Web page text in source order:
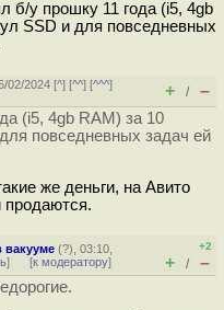
б/у прошку 11 года (i5, 4gb
SSD и для повседневных
02/2024 [^] [^^] [^^^]
+ / –
(i5, 4gb RAM) за 10
повседневных задач ей
же деньги, на Авито
продаются.
вакууме (?), 03:10,
] [к модератору]
+2
+ / –